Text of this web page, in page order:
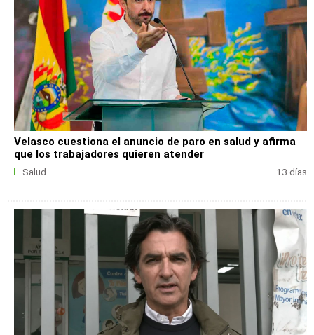
Velasco cuestiona el anuncio de paro en salud y afirma
que los trabajadores quieren atender
Salud 13 días